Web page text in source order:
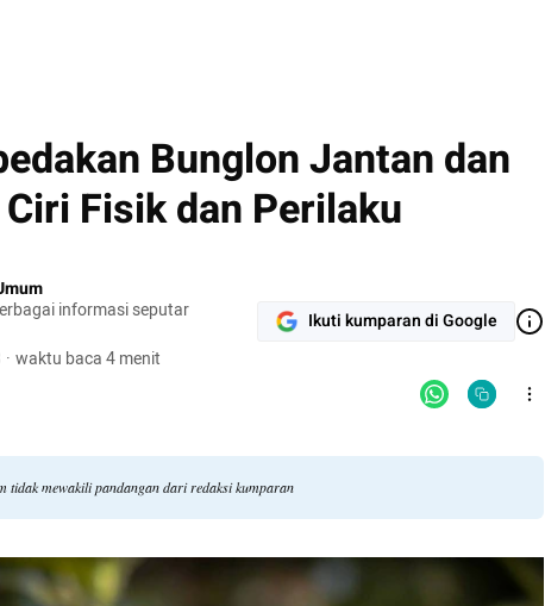
Bunglon Jantan dan
Fisik dan Perilaku
informasi seputar
· waktu baca 4 menit
Ikuti kumparan di Google
tidak mewakili pandangan dari redaksi kumparan